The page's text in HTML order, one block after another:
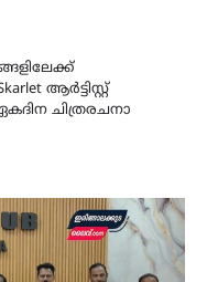
ആർട്ടിസ്റ്റ്
ചിത്രരചനാ